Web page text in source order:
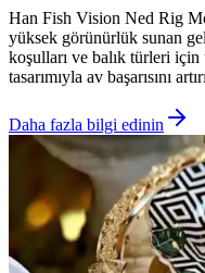
Han Fish Vision Ned Rig
yüksek görünürlük sunan
koşulları ve balık türleri için
tasarımıyla av başarısını
Daha fazla bilgi edinin